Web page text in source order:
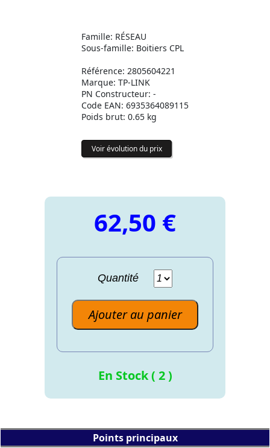
Famille: RÉSEAU
Sous-famille: Boitiers CPL
Référence: 2805604221
Marque: TP-LINK
PN Constructeur: -
Code EAN: 6935364089115
Poids brut: 0.65 kg
Voir évolution du prix
62,50 €
Quantité
Ajouter au panier
En Stock ( 2 )
Points principaux